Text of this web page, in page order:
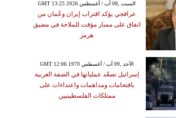
GMT 13:25 2026 السبت ,08 آب / أغسطس
عراقجي يؤكد اقتراب إيران وعُمان من
اتفاق على مسار مؤقت للملاحة في مضيق
هرمز
GMT 12:06 1970 الأحد ,09 آب / أغسطس
إسرائيل تصعّد عملياتها في الضفة الغربية
باقتحامات ومداهمات واعتداءات على
ممتلكات الفلسطينيين